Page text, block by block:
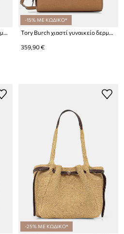
-15% ΜΕ ΚΩΔΙΚΟ*
359,90 €
-25% ΜΕ ΚΩΔΙΚΟ*